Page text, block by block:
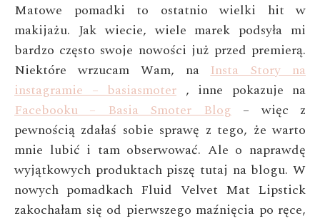
Matowe pomadki to ostatnio wielki hit w
makijażu. Jak wiecie, wiele marek podsyła mi
bardzo często swoje nowości już przed premierą.
Niektóre wrzucam Wam, naInsta Story na
instagramie – basiasmoter , inne pokazuje na
Facebooku – Basia Smoter Blog– więc z
pewnością zdałaś sobie sprawę z tego, że warto
mnie lubić i tam obserwować. Ale o naprawdę
wyjątkowych produktach piszę tutaj na blogu. W
nowych pomadkach Fluid Velvet Mat Lipstick
zakochałam się od pierwszego maźnięcia po ręce,